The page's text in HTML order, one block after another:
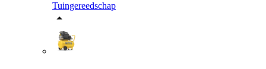
Tuingereedschap